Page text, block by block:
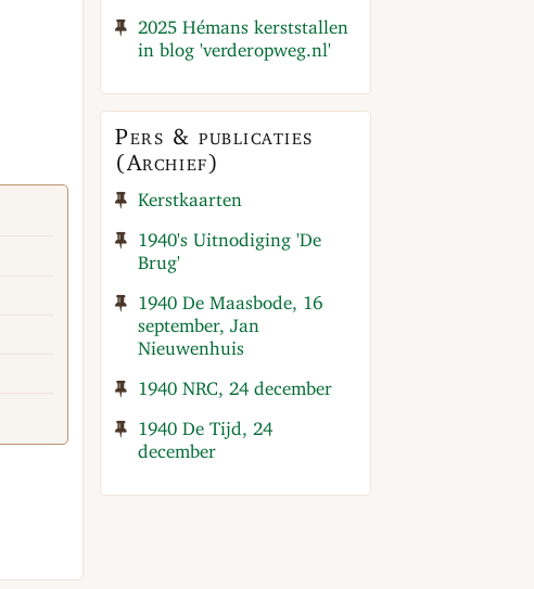
2025 Hémans kerststallen
in blog 'verderopweg.nl'
Pers & publicaties
(Archief)
Kerstkaarten
1940's Uitnodiging 'De
Brug'
1940 De Maasbode, 16
september, Jan
Nieuwenhuis
1940 NRC, 24 december
1940 De Tijd, 24
december